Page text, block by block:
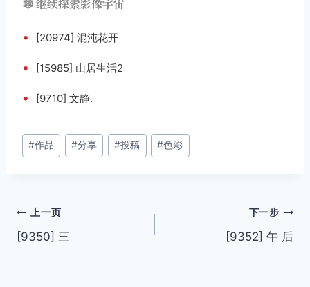
🕸️ 继续探索影像宇宙
• [20974] 混沌花开
• [15985] 山居生活2
• [9710] 文静.
文
章
#作品 #分享 #投稿 #色彩
文
章
上一页
[9350] 三
下一步
[9352] 午 后